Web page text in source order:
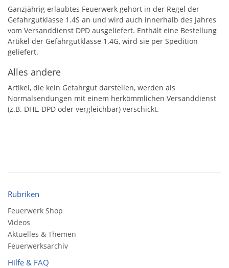
Ganzjährig erlaubtes Feuerwerk gehört in der Regel der
Gefahrgutklasse 1.4S an und wird auch innerhalb des Jahres
vom Versanddienst DPD ausgeliefert. Enthält eine Bestellung
Artikel der Gefahrgutklasse 1.4G, wird sie per Spedition
geliefert.
Alles andere
Artikel, die kein Gefahrgut darstellen, werden als
Normalsendungen mit einem herkömmlichen Versanddienst
(z.B. DHL, DPD oder vergleichbar) verschickt.
Rubriken
Feuerwerk Shop
Videos
Aktuelles & Themen
Feuerwerksarchiv
Hilfe & FAQ